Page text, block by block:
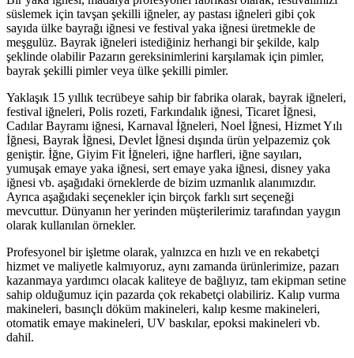
süslemek için tavşan şekilli iğneler, ay pastası iğneleri gibi çok
sayıda ülke bayrağı iğnesi ve festival yaka iğnesi üretmekle de
meşgulüz. Bayrak iğneleri istediğiniz herhangi bir şekilde, kalp
şeklinde olabilir Pazarın gereksinimlerini karşılamak için pimler,
bayrak şekilli pimler veya ülke şekilli pimler.
Yaklaşık 15 yıllık tecrübeye sahip bir fabrika olarak, bayrak iğneleri,
festival iğneleri, Polis rozeti, Farkındalık iğnesi, Ticaret İğnesi,
Cadılar Bayramı iğnesi, Karnaval İğneleri, Noel İğnesi, Hizmet Yılı
İğnesi, Bayrak İğnesi, Devlet İğnesi dışında ürün yelpazemiz çok
geniştir. İğne, Giyim Fit İğneleri, iğne harfleri, iğne sayıları,
yumuşak emaye yaka iğnesi, sert emaye yaka iğnesi, disney yaka
iğnesi vb. aşağıdaki örneklerde de bizim uzmanlık alanımızdır.
Ayrıca aşağıdaki seçenekler için birçok farklı sırt seçeneği
mevcuttur. Dünyanın her yerinden müşterilerimiz tarafından yaygın
olarak kullanılan örnekler.
Profesyonel bir işletme olarak, yalnızca en hızlı ve en rekabetçi
hizmet ve maliyetle kalmıyoruz, aynı zamanda ürünlerimize, pazarı
kazanmaya yardımcı olacak kaliteye de bağlıyız, tam ekipman setine
sahip olduğumuz için pazarda çok rekabetçi olabiliriz. Kalıp vurma
makineleri, basınçlı döküm makineleri, kalıp kesme makineleri,
otomatik emaye makineleri, UV baskılar, epoksi makineleri vb.
dahil.